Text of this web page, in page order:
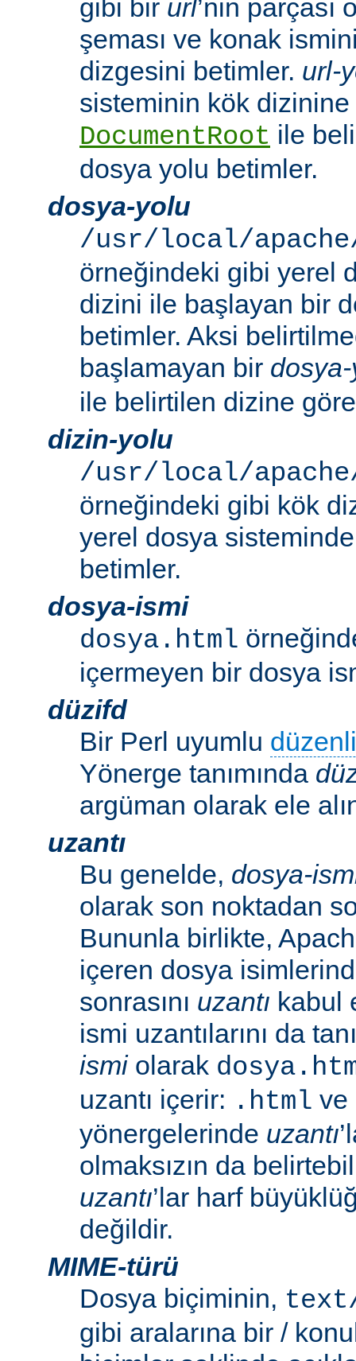
gibi bir url’nin parçası
şeması ve konak
dizgesini betimler. url-
sisteminin kök
DocumentRoot ile
dosya yolu betimler.
dosya-yolu
/usr/local/
örneğindeki gibi yerel
dizini ile başlayan bir
betimler. Aksi
başlamayan bir
ile belirtilen dizine göre
dizin-yolu
/usr/local/
örneğindeki gibi kök
yerel dosya
betimler.
dosya-ismi
dosya.html
içermeyen bir dosya
düzifd
Bir Perl uyumlu
Yönerge tanımında
argüman olarak ele
uzantı
Bu genelde, dosya-
olarak son noktadan
Bununla birlikte,
içeren dosya
sonrasını uzantı kabul
ismi uzantılarını da
ismiolarak
uzantı içerir: .html ve
yönergelerinde uzantı
olmaksızın da
uzantı’lar harf
değildir.
MIME-türü
Dosya biçiminin,
gibi aralarına bir /